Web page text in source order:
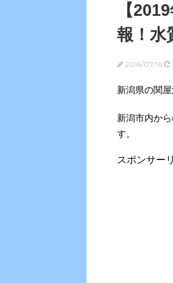
【
報！水
2016/07/16
新潟県の関
新潟市内か
す。
スポンサー